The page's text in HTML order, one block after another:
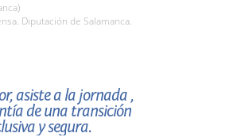
Diputación de Salamanca.
asiste a la jornada ,
de una transición
y segura.